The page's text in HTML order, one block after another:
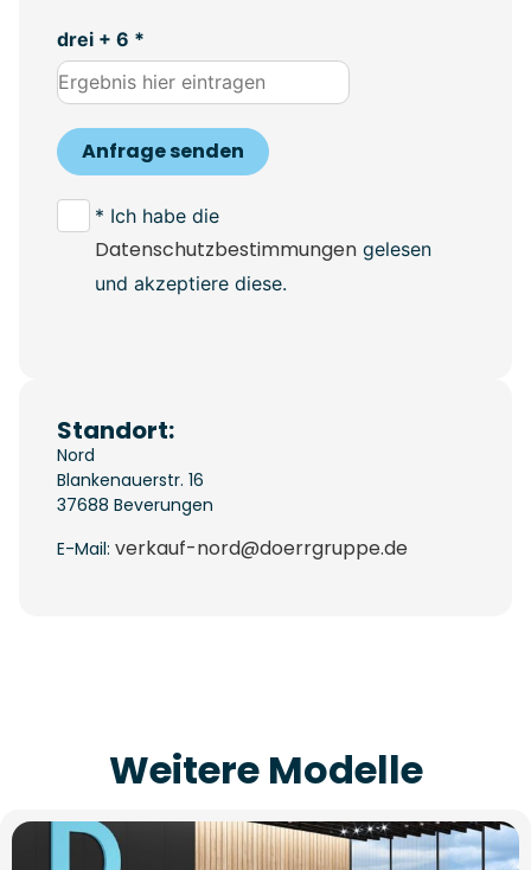
drei + 6 *
Anfrage senden
* Ich habe die
Datenschutzbestimmungen gelesen
und akzeptiere diese.
Standort:
Nord
Blankenauerstr. 16
37688 Beverungen
E-Mail: verkauf-nord@doerrgruppe.de
Weitere Modelle